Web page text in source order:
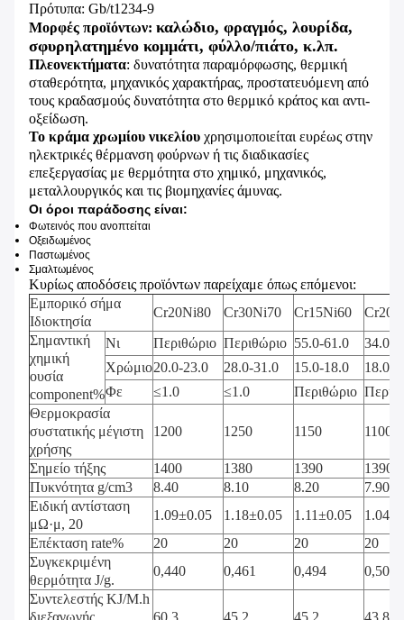
Πρότυπα: Gb/t1234-9
Μορφές προϊόντων: καλώδιο, φραγμός, λουρίδα,
σφυρηλατημένο κομμάτι, φύλλο/πιάτο, κ.λπ.
Πλεονεκτήματα: δυνατότητα παραμόρφωσης, θερμική
σταθερότητα, μηχανικός χαρακτήρας, προστατευόμενη από
τους κραδασμούς δυνατότητα στο θερμικό κράτος και αντι-
οξείδωση.
Το κράμα χρωμίου νικελίου χρησιμοποιείται ευρέως στην
ηλεκτρικές θέρμανση φούρνων ή τις διαδικασίες
επεξεργασίας με θερμότητα στο χημικό, μηχανικός,
μεταλλουργικός και τις βιομηχανίες άμυνας.
Οι όροι παράδοσης είναι:
Φωτεινός που ανοπτείται
Οξειδωμένος
Παστωμένος
Σμαλτωμένος
Κυρίως αποδόσεις προϊόντων παρείχαμε όπως επόμενοι:
Εμπορικό σήμα
Ιδιοκτησία
Cr20Ni80 Cr30Ni70 Cr15Ni60
Σημαντική
χημική
ουσία
component%
Νι Περιθώριο Περιθώριο 55.0-61.0
34.0-
Χρώμιο20.0-23.0 28.0-31.0 15.0-18.0
18.0-
Φε
≤1.0 ≤1.0 Περιθώριο
Θερμοκρασία
συστατικής μέγιστη
χρήσης
1200 1250 1150 1100
Σημείο τήξης 1400 1380 1390
1390
Πυκνότητα g/cm3
8.40 8.10 8.20
7.90
Ειδική αντίσταση
μΩ·μ, 20
1.09±0.05 1.18±0.05 1.11±0.05
Επέκταση rate%
20 20 20
20
Συγκεκριμένη
θερμότητα J/g.
0,440 0,461 0,494
0,500
Συντελεστής KJ/M.h